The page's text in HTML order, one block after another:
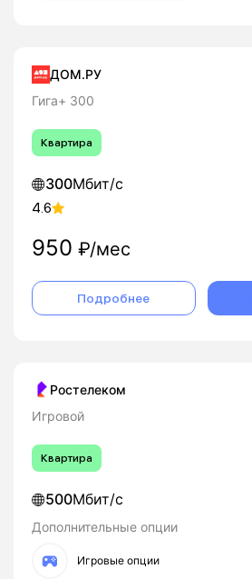
ДОМ.РУ
Гига+ 300
Квартира
300Мбит/с
4.6
950 ₽/мес
Подробнее
Ростелеком
Игровой
Квартира
500Мбит/с
Дополнительные опции
Игровые опции